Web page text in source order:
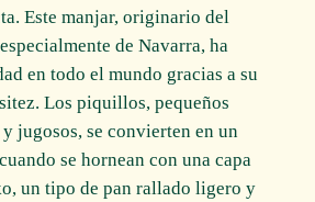
Este manjar, originario del
de Navarra, ha
en todo el mundo gracias a su
Los piquillos, pequeños
jugosos, se convierten en un
se hornean con una capa
un tipo de pan rallado ligero y